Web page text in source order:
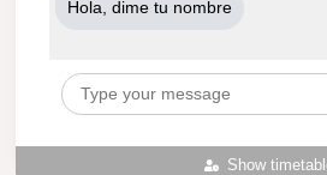
Show
Hola, dime tu nombre